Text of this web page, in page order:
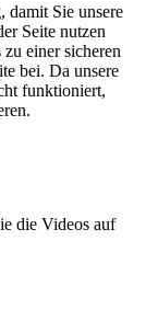
damit Sie unsere
Seite nutzen
einer sicheren
bei. Da unsere
funktioniert,
die Videos auf